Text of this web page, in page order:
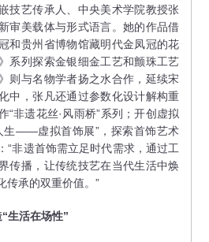
技艺传承人、中央美术学院教授张
审美载体与形式语言。她的作品借
和贵州省博物馆藏明代金凤冠的花
系列探索金银细金工艺和颤珠工艺
则与名物学者扬之水合作，延续宋
中，张凡还通过参数化设计解构重
“非遗花丝·风雨桥”系列；开创虚拟
生——虚拟首饰展”，探索首饰艺术
“非遗首饰需立足时代需求，通过工
传播，让传统技艺在当代生活中焕
传承的双重价值。”
生活在场性”